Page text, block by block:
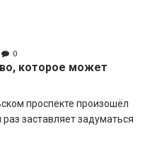
0
которое может
проспекте произошёл
заставляет задуматься